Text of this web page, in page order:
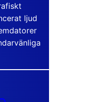
ljud